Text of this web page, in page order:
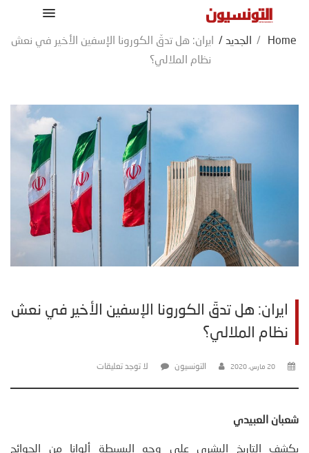
Home
/ الجديد /
ايران: هل تدقّ الكورونا الإسفين الأخير في نعش
نظام الملالي؟
ايران: هل تدقّ الكورونا الإسفين الأخير في نعش
نظام الملالي؟
20 مارس، 2020 التونسيون لا توجد تعليقات
شعبان العبيدي
يكشف التاريخ البشري على وجه البسيطة ألوانا من الجوائح